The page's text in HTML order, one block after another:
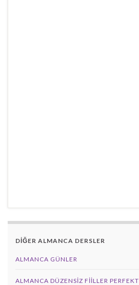
DİĞER ALMANCA DERSLER
ALMANCA GÜNLER
ALMANCA DÜZENSIZ FIILLER PERFEKT